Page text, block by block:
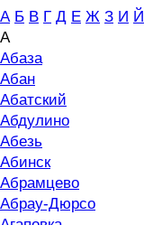
А Б В Г Д Е Ж З И Й
А
Абаза
Абан
Абатский
Абдулино
Абезь
Абинск
Абрамцево
Абрау-Дюрсо